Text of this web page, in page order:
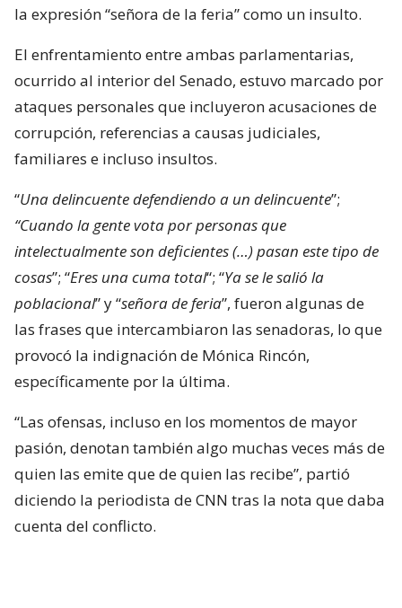
la expresión “señora de la feria” como un insulto.
El enfrentamiento entre ambas parlamentarias,
ocurrido al interior del Senado, estuvo marcado por
ataques personales que incluyeron acusaciones de
corrupción, referencias a causas judiciales,
familiares e incluso insultos.
“Una delincuente defendiendo a un delincuente”;
“Cuando la gente vota por personas que
intelectualmente son deficientes (…) pasan este tipo de
cosas”; “Eres una cuma total“; “Ya se le salió la
poblacional” y “señora de feria”, fueron algunas de
las frases que intercambiaron las senadoras, lo que
provocó la indignación de Mónica Rincón,
específicamente por la última.
“Las ofensas, incluso en los momentos de mayor
pasión, denotan también algo muchas veces más de
quien las emite que de quien las recibe”, partió
diciendo la periodista de CNN tras la nota que daba
cuenta del conflicto.